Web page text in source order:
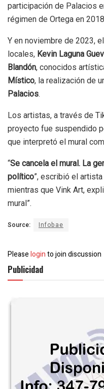
participación de Palacios
régimen de Ortega en
Y en noviembre de 2023, el
locales, Kevin Laguna
Blandón, conocidos
Místico, la realización de
Palacios.
Los artistas, a través de
proyecto fue suspendido
que interpretó el mural
“Se cancela el mural. La
político”, escribió el
mientras que Vink Art,
mural”.
Source: Infobae
Pleaseloginto join discussion
Publicidad